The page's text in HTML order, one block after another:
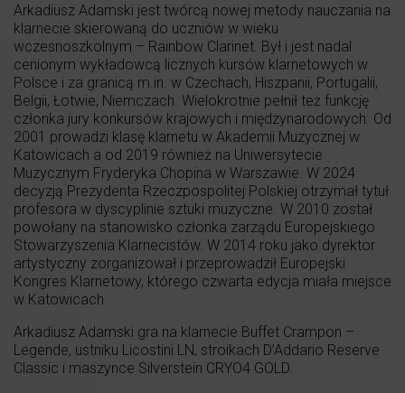
Arkadiusz Adamski jest twórcą nowej metody nauczania na
klarnecie skierowaną do uczniów w wieku
wczesnoszkolnym – Rainbow Clarinet. Był i jest nadal
cenionym wykładowcą licznych kursów klarnetowych w
Polsce i za granicą m.in. w Czechach, Hiszpanii, Portugalii,
Belgii, Łotwie, Niemczach. Wielokrotnie pełnił też funkcję
członka jury konkursów krajowych i międzynarodowych. Od
2001 prowadzi klasę klarnetu w Akademii Muzycznej w
Katowicach a od 2019 również na Uniwersytecie
Muzycznym Fryderyka Chopina w Warszawie. W 2024
decyzją Prezydenta Rzeczpospolitej Polskiej otrzymał tytuł
profesora w dyscyplinie sztuki muzyczne. W 2010 został
powołany na stanowisko członka zarządu Europejskiego
Stowarzyszenia Klarnecistów. W 2014 roku jako dyrektor
artystyczny zorganizował i przeprowadził Europejski
Kongres Klarnetowy, którego czwarta edycja miała miejsce
w Katowicach.
Arkadiusz Adamski gra na klarnecie Buffet Crampon –
Legende, ustniku Licostini LN, stroikach D’Addario Reserve
Classic i maszynce Silverstein CRYO4 GOLD.